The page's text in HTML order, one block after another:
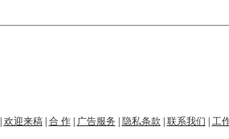
欢迎来稿| 合 作| 广告服务 隐私条款 联系我们 工